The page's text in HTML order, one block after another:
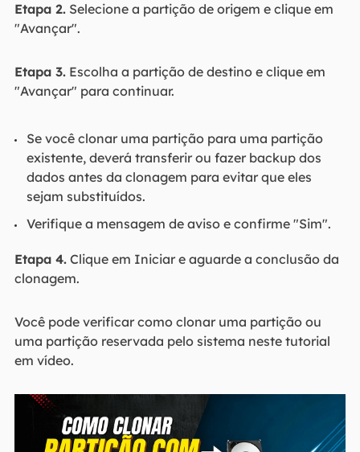
Etapa 2.Selecione a partição de origem e clique em
"Avançar".
Etapa 3.Escolha a partição de destino e clique em
"Avançar" para continuar.
Se você clonar uma partição para uma partição
existente, deverá transferir ou fazer backup dos
dados antes da clonagem para evitar que eles
sejam substituídos.
Verifique a mensagem de aviso e confirme "Sim".
Etapa 4.Clique em Iniciar e aguarde a conclusão da
clonagem.
Você pode verificar como clonar uma partição ou
uma partição reservada pelo sistema neste tutorial
em vídeo.